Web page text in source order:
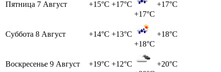
Пятница 7 Август +15°C +17°C
+17°C
+17°C
Суббота 8 Август +14°C +13°C
+18°C
+18°C
Воскресенье 9 Август +19°C +12°C
+20°C